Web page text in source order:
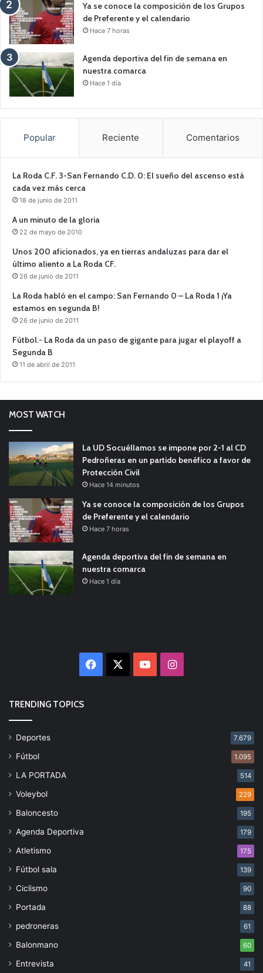
Ya se conoce la composición de los Grupos
de Preferente y el calendario
Hace 7 horas
Agenda deportiva del fin de semana en
nuestra comarca
Hace 1 día
Popular Reciente Comentarios
La Roda C.F. 3-San Fernando C.D. 0: El sueño del ascenso está
cada vez más cerca
18 de junio de 2011
A un minuto de la gloria
22 de mayo de 2010
Unos 200 aficionados, ya en tierras andaluzas para dar el
último aliento a La Roda CF.
26 de junio de 2011
La Roda habló en el campo: San Fernando 0 – La Roda 1 ¡Ya
estamos en segunda B!
26 de junio de 2011
Fútbol.- La Roda da un paso de gigante para jugar el playoff a
Segunda B
11 de abril de 2011
MOST WATCH
La UD Socuéllamos se impone por 2-1 al CD
Pedroñeras en un partido benéfico a favor de
Protección Civil
Hace 14 minutos
Ya se conoce la composición de los Grupos
de Preferente y el calendario
Hace 7 horas
Agenda deportiva del fin de semana en
nuestra comarca
Hace 1 día
Facebook YouTubeInstagram
TRENDING TOPICS
Deportes 7.679
Fútbol 1.095
LA PORTADA 514
Voleybol 229
Baloncesto 195
Agenda Deportiva 179
Atletismo 175
Fútbol sala 139
Ciclismo 90
Portada 88
pedroneras 61
Balonmano 60
Entrevista 41